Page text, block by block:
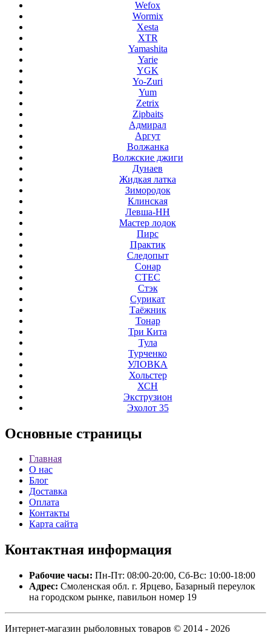
Wefox
Wormix
Xesta
XTR
Yamashita
Yarie
YGK
Yo-Zuri
Yum
Zetrix
Zipbaits
Адмирал
Аргут
Волжанка
Волжские джиги
Дунаев
Жидкая латка
Зимородок
Клинская
Левша-НН
Мастер лодок
Пирс
Практик
Следопыт
Сонар
СТЕС
Стэк
Сурикат
Таёжник
Тонар
Три Кита
Тула
Турченко
УЛОВКА
Хольстер
ХСН
Экструзион
Эхолот 35
Основные страницы
Главная
О нас
Блог
Доставка
Оплата
Контакты
Карта сайта
Контактная информация
Рабочие часы: Пн-Пт: 08:00-20:00, Сб-Вс: 10:00-18:00
Адрес: Смоленская обл. г. Ярцево, Базарный переулок
на городском рынке, павильон номер 19
Интернет-магазин рыболовных товаров © 2014 - 2026